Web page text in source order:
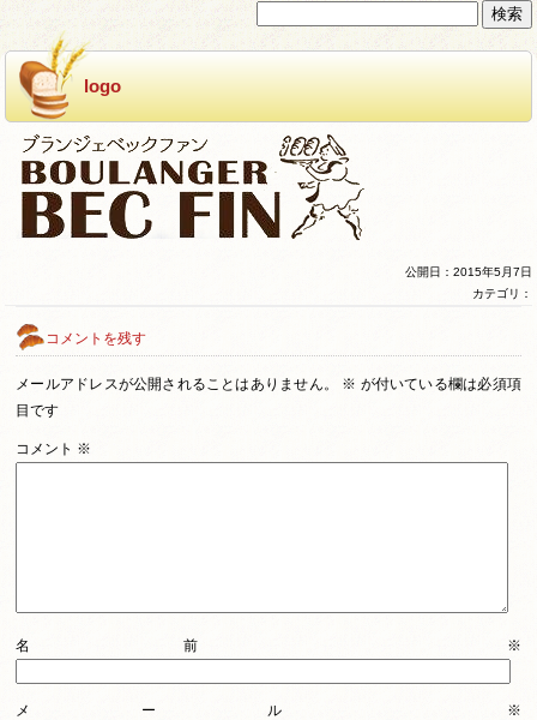
logo
公開日：2015年5月7日
カテゴリ：
コメントを残す
メールアドレスが公開されることはありません。 ※ が付いている欄は必須項
目です
コメント ※
名前 ※
メール ※